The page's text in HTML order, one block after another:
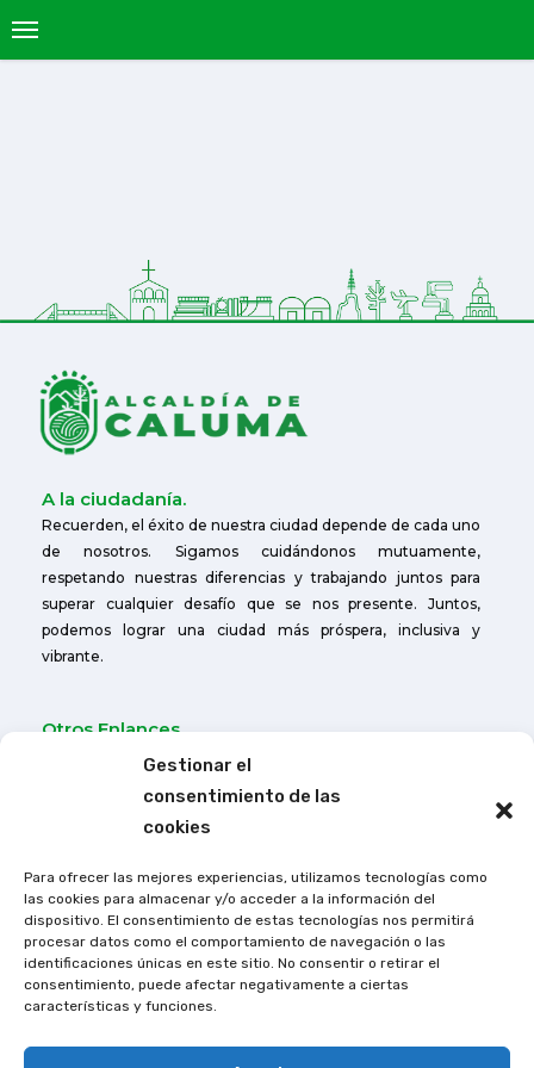
Gestionar el
consentimiento de las
cookies
Para ofrecer las mejores experiencias, utilizamos tecnologías como
las cookies para almacenar y/o acceder a la información del
dispositivo. El consentimiento de estas tecnologías nos permitirá
procesar datos como el comportamiento de navegación o las
identificaciones únicas en este sitio. No consentir o retirar el
consentimiento, puede afectar negativamente a ciertas
características y funciones.
A la ciudadanía.
Recuerden, el éxito de nuestra ciudad depende de cada uno
de nosotros. Sigamos cuidándonos mutuamente,
respetando nuestras diferencias y trabajando juntos para
superar cualquier desafío que se nos presente. Juntos,
podemos lograr una ciudad más próspera, inclusiva y
vibrante.
Otros Enlances
Cuerpo de Bomberos de Caluma
Agencia de Tránsito de Caluma
Contactos:
Dirección:Dirección del GAD Municipal
Teléfonos: (593) 03249-522
Correo:info@caluma.gob.ec